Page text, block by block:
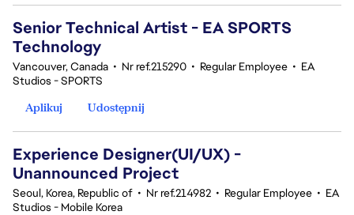
Senior Technical Artist - EA SPORTS
Technology
Vancouver, Canada • Nr ref.215290 • Regular Employee • EA
Studios - SPORTS
Aplikuj
Udostępnij
Experience Designer(UI/UX) -
Unannounced Project
Seoul, Korea, Republic of • Nr ref.214982 • Regular Employee • EA
Studios - Mobile Korea